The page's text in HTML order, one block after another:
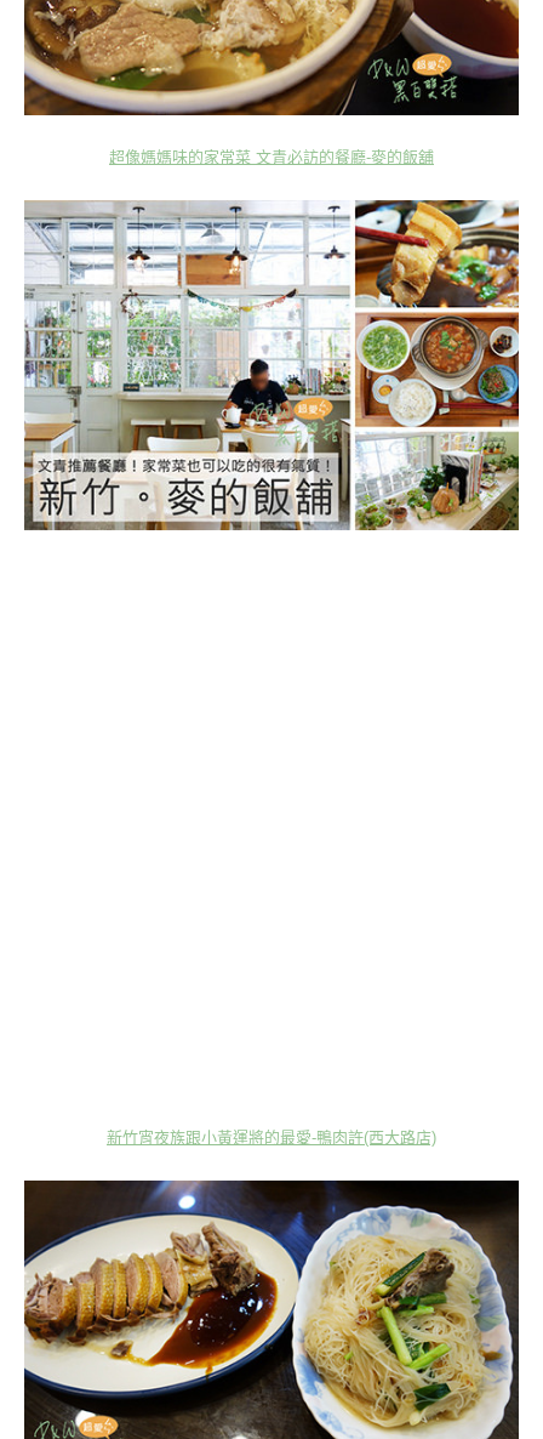
超像媽媽味的家常菜 文青必訪的餐廳-麥的飯舖
新竹宵夜族跟小黃運將的最愛-鴨肉許(西大路店)